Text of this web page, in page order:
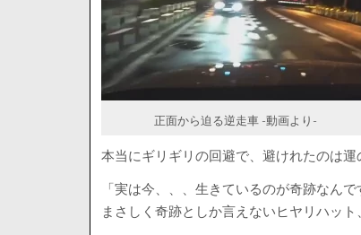
正面から迫る逆走車 -動画より-
本当にギリギリの回避で、避けれたのは運
「実は今、、、生きているのが奇跡なんで
まさしく奇跡としか言えないヒヤリハット